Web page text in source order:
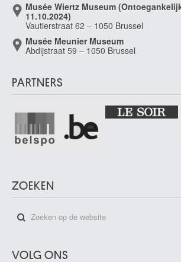
Musée Wiertz Museum
11.10.2024)
Vautierstraat 62 – 1050 Brussel
Musée Meunier Museum
Abdijstraat 59 – 1050 Brussel
PARTNERS
ZOEKEN
VOLG ONS